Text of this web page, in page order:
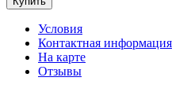
Условия
Контактная информация
На карте
Отзывы